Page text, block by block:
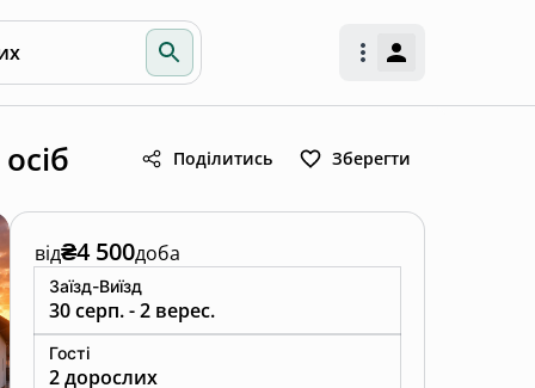
Поділитись Зберегти
від₴4 500доба
Заїзд-Виїзд
30 серп. - 2 верес.
Гості
2 дорослих